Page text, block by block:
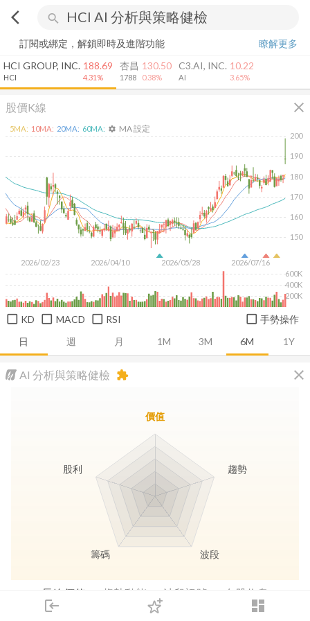
arrow_back_ios search
login dashboard
下單
訂閱或綁定，解鎖即時及進階功能
瞭解更多
HCI GROUP, INC.
HCI
188.69
4.31%
杏昌
1788
130.50
0.38%
C3.AI, INC.
AI
10.22
3.65%
股價K線 close
日 週 月 1M 3M 6M 1Y
2026/02/23 2026/04/10 2026/05/28 2026/07/16
150
160
170
180
190
200
200K
400K
600K
5MA: 10MA: 20MA: 60MA: settings MA 設定
KD MACD RSI 手勢操作
AI 分析與策略健檢 close
extension
長線價值 趨勢動能 波段訊號 存股收息
價值
趨勢
波段
籌碼
股利